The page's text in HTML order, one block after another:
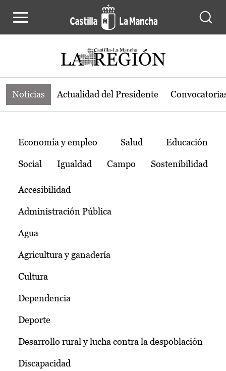
Noticias de la región de Castilla-La
Noticias Actualidad del Presidente
Temas
Economía y empleo Salud Educación
Social Igualdad Campo Sostenibilidad
Accesibilidad
Administración Pública
Agua
Agricultura y ganadería
Cultura
Dependencia
Deporte
Desarrollo rural y lucha contra la despoblación
Discapacidad